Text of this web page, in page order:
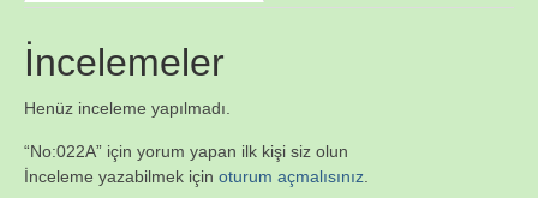
İncelemeler
Henüz inceleme yapılmadı.
“No:022A” için yorum yapan ilk kişi siz olun
İnceleme yazabilmek için oturum açmalısınız